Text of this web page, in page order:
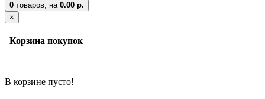
0 товаров, на 0.00 р.
×
Корзина покупок
В корзине пусто!